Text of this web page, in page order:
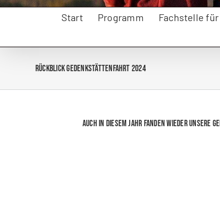
Start Programm Fachstelle
Rückblick Gedenkstättenfahrt 2024
Auch in diesem Jahr fanden wieder